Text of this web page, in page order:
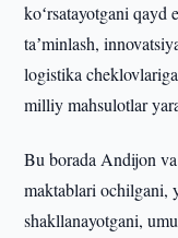
koʻrsatayotgani
taʼminlash,
logistika
milliy mahsulotlar
Bu borada Andijon
maktablari ochilgani,
shakllanayotgani,